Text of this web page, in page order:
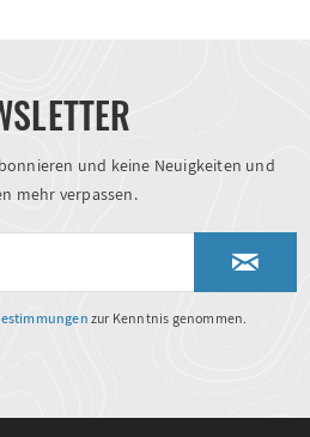
und keine Neuigkeiten und
mehr verpassen.
zur Kenntnis genommen.